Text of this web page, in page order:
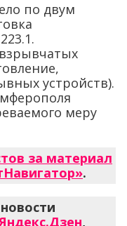
по двум
устройств).
меру
за материал
.
,